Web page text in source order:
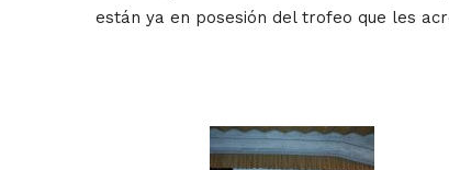
están ya en posesión del trofeo que les